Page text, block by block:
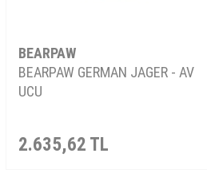
BEARPAW
BEARPAW GERMAN JAGER - AV
UCU
2.635,62 TL